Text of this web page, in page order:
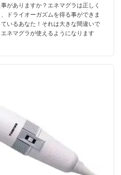
がありますか？エネマグラは正しく
ドライオーガズムを得る事ができま
いるあなた！それは大きな間違いで
ネマグラが使えるようになります